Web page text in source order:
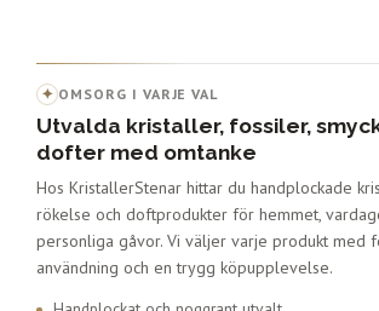
✦ OMSORG I VARJE VAL
Utvalda kristaller, fossiler,
dofter med omtanke
Hos KristallerStenar hittar du handplockade
rökelse och doftprodukter för hemmet,
personliga gåvor. Vi väljer varje produkt med
användning och en trygg köpupplevelse.